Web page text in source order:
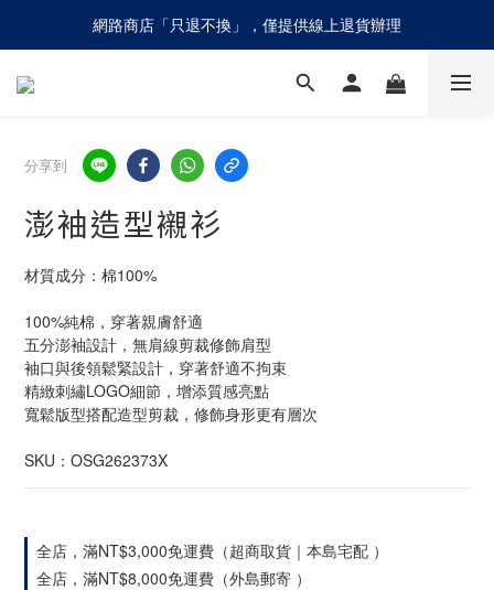
網路商店「只退不換」，僅提供線上退貨辦理
網路商店「只退不換」，僅提供線上退貨辦理
請慎防詐騙！olivo不會請您至ATM進行任何操作設定
分享到
澎袖造型襯衫
材質成分：棉100%
100%純棉，穿著親膚舒適
五分澎袖設計，無肩線剪裁修飾肩型
袖口與後領鬆緊設計，穿著舒適不拘束
精緻刺繡LOGO細節，增添質感亮點
寬鬆版型搭配造型剪裁，修飾身形更有層次
SKU：OSG262373X
全店，滿NT$3,000免運費（超商取貨｜本島宅配 ）
全店，滿NT$8,000免運費（外島郵寄 ）